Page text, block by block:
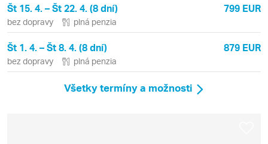
Št 15. 4. – Št 22. 4. (8 dní) 799 EUR
bez dopravy plná penzia
Št 1. 4. – Št 8. 4. (8 dní) 879 EUR
bez dopravy plná penzia
Všetky termíny a možnosti